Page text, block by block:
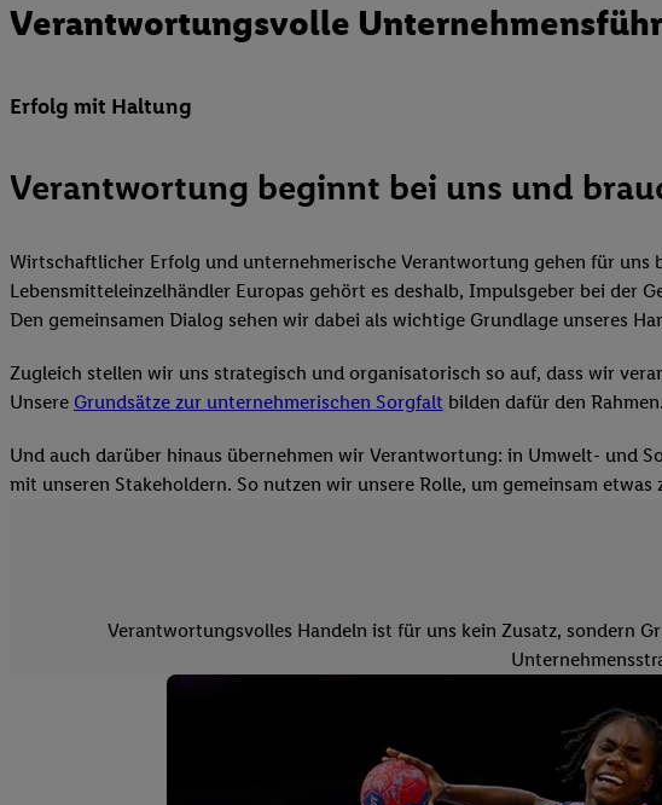
Verantwortungsvolle
Erfolg mit Haltung
Verantwortung beginnt bei uns und
Wirtschaftlicher Erfolg und unternehmerische Verantwortung gehen für uns
Lebensmitteleinzelhändler Europas gehört es deshalb, Impulsgeber bei der
Den gemeinsamen Dialog sehen wir dabei als wichtige Grundlage unseres
Zugleich stellen wir uns strategisch und organisatorisch so auf, dass wir
Unsere Grundsätze zur unternehmerischen Sorgfalt bilden dafür den
Und auch darüber hinaus übernehmen wir Verantwortung: in Umwelt- und
mit unseren Stakeholdern. So nutzen wir unsere Rolle, um gemeinsam etwas
Verantwortungsvolles Handeln ist für uns kein Zusatz, sondern